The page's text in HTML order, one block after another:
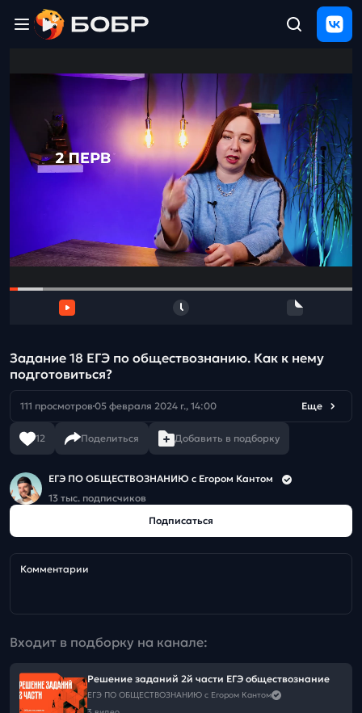
Полезные
материалы
Проверка
сочинений
и
Задание 18 ЕГЭ по обществознанию. Как к нему
подготовиться?
111 просмотров 05 февраля 2024 г., 14:00 Еще
12 Поделиться Добавить в подборку
ЕГЭ ПО ОБЩЕСТВОЗНАНИЮ c Егором Кантом
13 тыс. подписчиков
Подписаться
Комментарии
Входит в подборку на канале:
Решение заданий 2й части ЕГЭ обществознание
ЕГЭ ПО ОБЩЕСТВОЗНАНИЮ c Егором Кантом